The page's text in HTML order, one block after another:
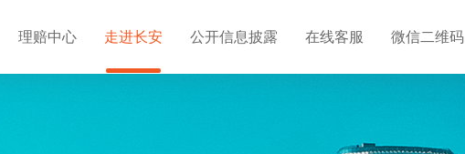
理赔中心 走进长安 公开信息披露 在线客服 微信二维码